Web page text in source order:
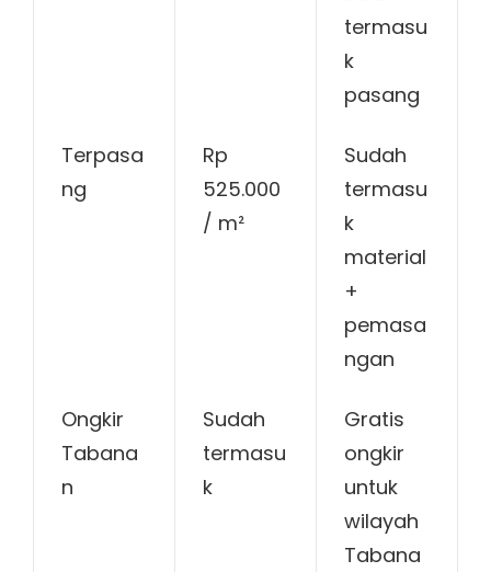
termasu
k
pasang
Terpasa
ng
Rp
525.000
/ m²
Sudah
termasu
k
material
+
pemasa
ngan
Ongkir
Tabana
n
Sudah
termasu
k
Gratis
ongkir
untuk
wilayah
Tabana